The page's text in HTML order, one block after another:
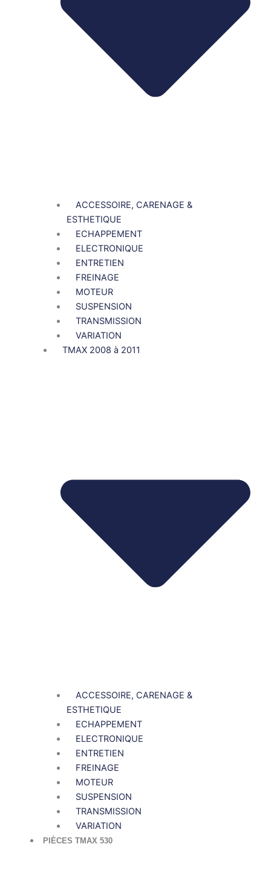
ACCESSOIRE, CARENAGE &
ESTHETIQUE
ECHAPPEMENT
ELECTRONIQUE
ENTRETIEN
FREINAGE
MOTEUR
SUSPENSION
TRANSMISSION
VARIATION
TMAX 2008 à 2011
ACCESSOIRE, CARENAGE &
ESTHETIQUE
ECHAPPEMENT
ELECTRONIQUE
ENTRETIEN
FREINAGE
MOTEUR
SUSPENSION
TRANSMISSION
VARIATION
PIÈCES TMAX 530